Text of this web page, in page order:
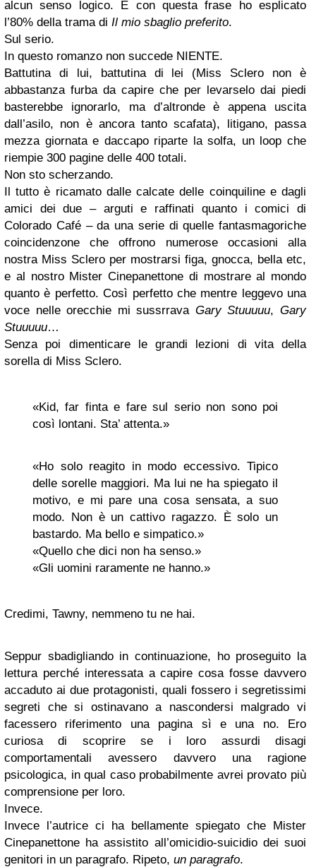
alcun senso logico. E con questa frase ho esplicato
l’80% della trama di Il mio sbaglio preferito.
Sul serio.
In questo romanzo non succede NIENTE.
Battutina di lui, battutina di lei (Miss Sclero non è
abbastanza furba da capire che per levarselo dai piedi
basterebbe ignorarlo, ma d’altronde è appena uscita
dall’asilo, non è ancora tanto scafata), litigano, passa
mezza giornata e daccapo riparte la solfa, un loop che
riempie 300 pagine delle 400 totali.
Non sto scherzando.
Il tutto è ricamato dalle calcate delle coinquiline e dagli
amici dei due – arguti e raffinati quanto i comici di
Colorado Café – da una serie di quelle fantasmagoriche
coincidenzone che offrono numerose occasioni alla
nostra Miss Sclero per mostrarsi figa, gnocca, bella etc,
e al nostro Mister Cinepanettone di mostrare al mondo
quanto è perfetto. Così perfetto che mentre leggevo una
voce nelle orecchie mi sussrrava Gary Stuuuuu,Gary
Stuuuuu…
Senza poi dimenticare le grandi lezioni di vita della
sorella di Miss Sclero.
«Kid, far finta e fare sul serio non sono poi
così lontani. Sta’ attenta.»
«Ho solo reagito in modo eccessivo. Tipico
delle sorelle maggiori. Ma lui ne ha spiegato il
motivo, e mi pare una cosa sensata, a suo
modo. Non è un cattivo ragazzo. È solo un
bastardo. Ma bello e simpatico.»
«Quello che dici non ha senso.»
«Gli uomini raramente ne hanno.»
Credimi, Tawny, nemmeno tu ne hai.
Seppur sbadigliando in continuazione, ho proseguito la
lettura perché interessata a capire cosa fosse davvero
accaduto ai due protagonisti, quali fossero i segretissimi
segreti che si ostinavano a nascondersi malgrado vi
facessero riferimento una pagina sì e una no. Ero
curiosa di scoprire se i loro assurdi disagi
comportamentali avessero davvero una ragione
psicologica, in qual caso probabilmente avrei provato più
comprensione per loro.
Invece.
Invece l’autrice ci ha bellamente spiegato che Mister
Cinepanettone ha assistito all’omicidio-suicidio dei suoi
genitori in un paragrafo. Ripeto, un paragrafo.